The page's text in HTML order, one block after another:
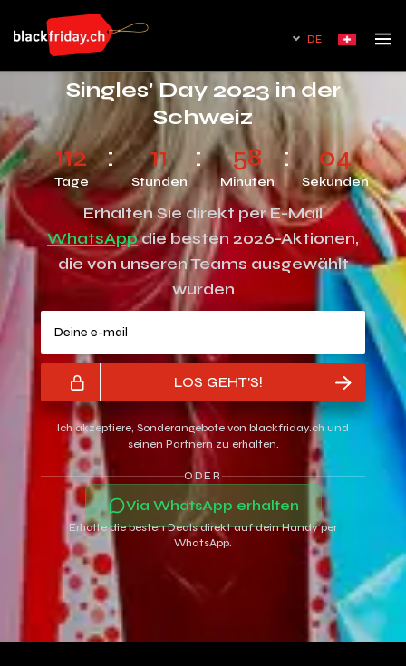
DE
Singles' Day 2023 in der
Schweiz
112
Tage
11
Stunden
58
Minuten
04
Sekunden
Erhalten Sie direkt per E-Mail
WhatsAppdie besten 2026-Aktionen,
die von unseren Teams ausgewählt
wurden
LOS GEHT'S!
Ich akzeptiere, Sonderangebote von blackfriday.ch und
seinen Partnern zu erhalten.
ODER
Via WhatsApp erhalten
Erhalte die besten Deals direkt auf dein Handy per
WhatsApp.